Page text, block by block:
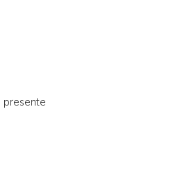
presente